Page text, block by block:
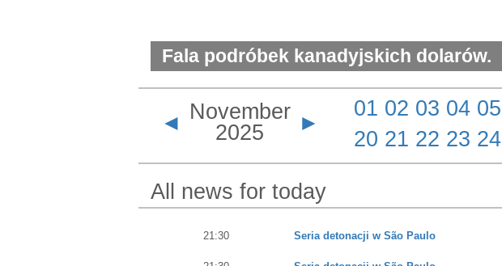
Fala podróbek kanadyjskich dolarów.
Policja apeluje o ostrożność
◄ November
2025
►
01 02 03 04 05
20 21 22 23 24
All news for today
21:30 Seria detonacji w São Paulo